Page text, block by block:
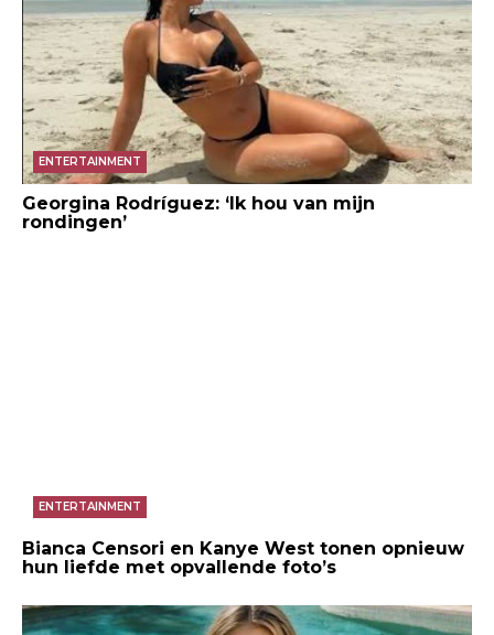
ENTERTAINMENT
Georgina Rodríguez: ‘Ik hou van mijn
rondingen’
ENTERTAINMENT
Bianca Censori en Kanye West tonen opnieuw
hun liefde met opvallende foto’s